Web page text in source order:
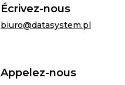
Écrivez-nous
biuro@datasystem.pl
Appelez-nous